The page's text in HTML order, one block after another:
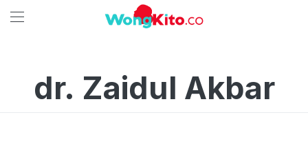
dr. Zaidul Akbar